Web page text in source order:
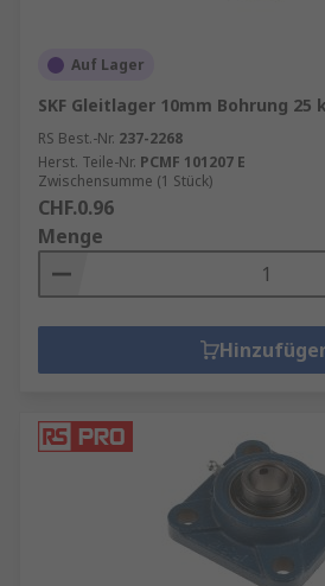
Auf Lager
SKF Gleitlager 10mm Bohrung 25
RS Best.-Nr. 237-2268
Herst. Teile-Nr. PCMF 101207 E
Zwischensumme (1 Stück)
CHF.0.96
Menge